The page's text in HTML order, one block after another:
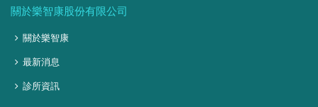
關於樂智康股份有限公司
關於樂智康
最新消息
診所資訊